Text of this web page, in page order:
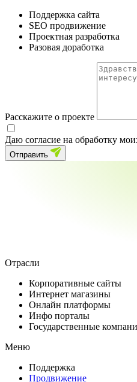
Поддержка сайта
SEO продвижение
Проектная разработка
Разовая доработка
Расскажите о проекте
Даю согласие на обработку
Отправить
Отрасли
Корпоративные сайты
Интернет магазины
Онлайн платформы
Инфо порталы
Государственные
Меню
Поддержка
Продвижение